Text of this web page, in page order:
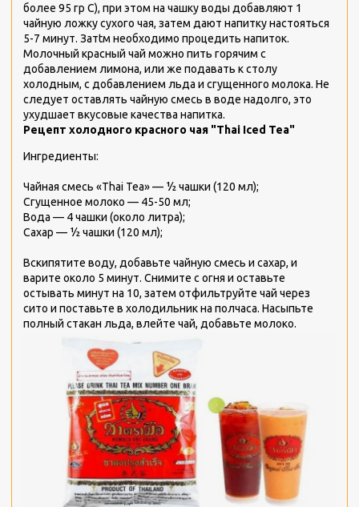
более 95 гр С), при этом на чашку воды добавляют 1
чайную ложку сухого чая, затем дают напитку настояться
5-7 минут. Затtм необходимо процедить напиток.
Молочный красный чай можно пить горячим с
добавлением лимона, или же подавать к столу
холодным, с добавлением льда и сгущенного молока. Не
следует оставлять чайную смесь в воде надолго, это
ухудшает вкусовые качества напитка.
Рецепт холодного красного чая "Thai Iced Tea"
Ингредиенты:
Чайная смесь «Thai Tea» — ½ чашки (120 мл);
Сгущенное молоко — 45-50 мл;
Вода — 4 чашки (около литра);
Сахар — ½ чашки (120 мл);
Вскипятите воду, добавьте чайную смесь и сахар, и
варите около 5 минут. Снимите с огня и оставьте
остывать минут на 10, затем отфильтруйте чай через
сито и поставьте в холодильник на полчаса. Насыпьте
полный стакан льда, влейте чай, добавьте молоко.